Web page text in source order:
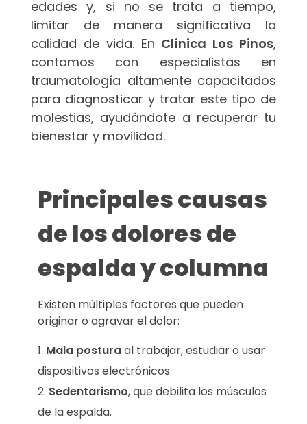
edades y, si no se trata a tiempo,
limitar de manera significativa la
calidad de vida. En Clínica Los Pinos,
contamos con especialistas en
traumatología altamente capacitados
para diagnosticar y tratar este tipo de
molestias, ayudándote a recuperar tu
bienestar y movilidad.
Principales causas
de los dolores de
espalda y columna
Existen múltiples factores que pueden
originar o agravar el dolor:
Mala posturaal trabajar, estudiar o usar
dispositivos electrónicos.
Sedentarismo, que debilita los músculos
de la espalda.